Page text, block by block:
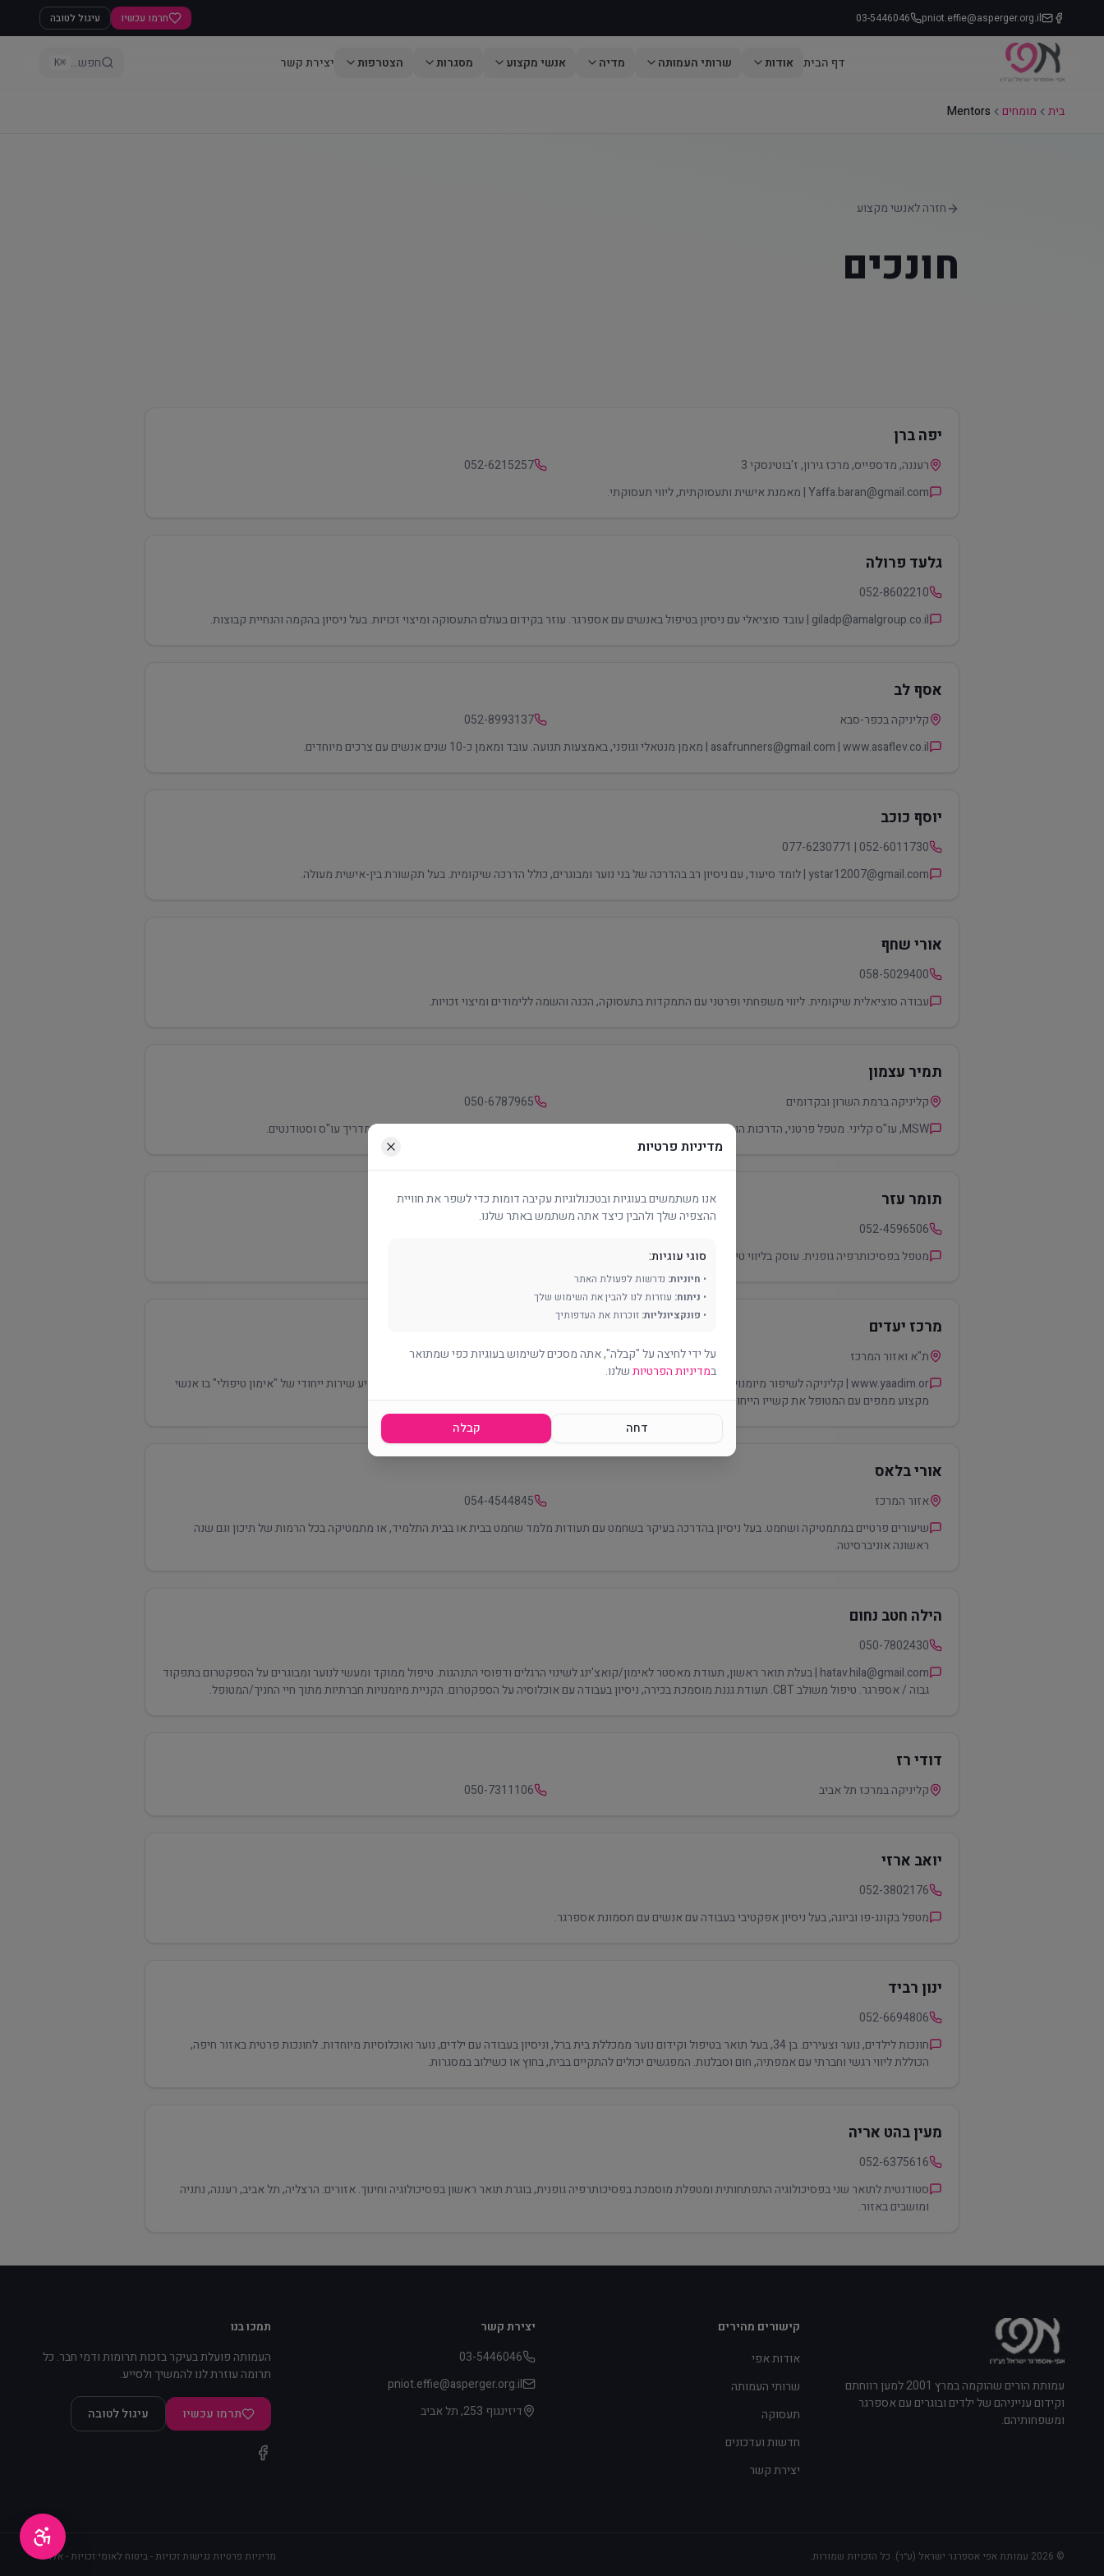
pniot.effie@asperger.org.il
03-5446046 תרמו עכשיו עיגול לטובה
דף הבית אודות שרותי העמותה מדיה אנשי מקצוע מסגרות הצטרפות יצירת קשר חפש... ⌘K
בית מומחים Mentors
חזרה לאנשי מקצוע
חונכים
יפה ברן
רעננה, מדספייס, מרכז גירון, ז'בוטינסקי 3
052-6215257
Yaffa.baran@gmail.com | מאמנת אישית ותעסוקתית, ליווי תעסוקתי.
גלעד פרולה
052-8602210
giladp@amalgroup.co.il | עובד סוציאלי עם ניסיון בטיפול באנשים עם אספרגר. עוזר בקידום בעולם התעסוקה ומיצוי זכויות. בעל ניסיון בהקמה והנחיית קבוצות.
אסף לב
קליניקה בכפר-סבא
052-8993137
asafrunners@gmail.com | www.asaflev.co.il | מאמן מנטאלי וגופני, באמצעות תנועה. עובד ומאמן כ-10 שנים אנשים עם צרכים מיוחדים.
יוסף כוכב
052-6011730 | 077-6230771
ystar12007@gmail.com | לומד סיעוד, עם ניסיון רב בהדרכה של בני נוער ומבוגרים, כולל הדרכה שיקומית. בעל תקשורת בין-אישית מעולה.
אורי שחף
058-5029400
עבודה סוציאלית שיקומית. ליווי משפחתי ופרטני עם התמקדות בתעסוקה, הכנה והשמה ללימודים ומיצוי זכויות.
תמיר עצמון
קליניקה ברמת השרון ובקדומים
050-6787965
MSW, עו"ס קליני. מטפל פרטני, הדרכות הורים, בניית תוכניות טיפול כוללניות בקהילה והפעלתן, הכוונה להשמות חוץ ביתיות. מדריך עו"ס וסטודנטים.
תומר עזר
052-4596506
מטפל בפסיכותרפיה גופנית. עוסק בליווי טיפולי ותעסוקתי.
מרכז יעדים
ת"א ואזור המרכז
077-4603347
www.yaadim.or | קליניקה לשיפור מיומנויות חברתיות ותפקודיות בניהול ד"ר שירה שלם והפסיכולוגית אירית חזן. המרכז מציע שירות ייחודי של "אימון טיפולי" בו אנשי
מקצוע ממפים עם המטופל את קשייו הייחודיים ומתרגלים איתו מיומנויות חברתיות בשטח.
אורי בלאס
אזור המרכז
054-4544845
שיעורים פרטיים במתמטיקה ושחמט. בעל ניסיון בהדרכה בעיקר בשחמט עם תעודות מלמד שחמט בבית או בבית התלמיד, או מתמטיקה בכל הרמות של תיכון וגם שנה
ראשונה אוניברסיטה.
הילה חטב נחום
050-7802430
hatav.hila@gmail.com | בעלת תואר ראשון, תעודת מאסטר לאימון/קואצ'ינג לשינוי הרגלים ודפוסי התנהגות. טיפול ממוקד ומעשי לנוער ומבוגרים על הספקטרום בתפקוד
גבוה / אספרגר. טיפול משולב CBT. תעודת גננת מוסמכת בכירה, ניסיון בעבודה עם אוכלוסיה על הספקטרום. הקניית מיומנויות חברתיות מתוך חיי החניך/המטופל.
דודי רז
קליניקה במרכז תל אביב 050-7311106
יואב ארזי
052-3802176
מטפל בקונג-פו וביוגה, בעל ניסיון אפקטיבי בעבודה עם אנשים עם תסמונת אספרגר.
ינון רביד
052-6694806
חונכות לילדים, נוער וצעירים. בן 34, בעל תואר בטיפול וקידום נוער ממכללת בית ברל, וניסיון בעבודה עם ילדים, נוער ואוכלוסיות מיוחדות. לחונכות פרטית באזור חיפה,
הכוללת ליווי רגשי וחברתי עם אמפתיה, חום וסבלנות. המפגשים יכולים להתקיים בבית, בחוץ או כשילוב במסגרות.
מעין בהט אריה
052-6375616
סטודנטית לתואר שני בפסיכולוגיה התפתחותית ומטפלת מוסמכת בפסיכותרפיה גופנית, בוגרת תואר ראשון בפסיכולוגיה וחינוך. אזורים: הרצליה, תל אביב, רעננה, נתניה
ומושבים באזור.
עמותת הורים שהוקמה במרץ 2001 למען רווחתם
וקידום ענייניהם של ילדים ובוגרים עם אספרגר
ומשפחותיהם.
קישורים מהירים
אודות אפי
שרותי העמותה
תעסוקה
חדשות ועדכונים
יצירת קשר
יצירת קשר
03-5446046
pniot.effie@asperger.org.il
דיזינגוף 253, תל אביב
תמכו בנו
העמותה פועלת בעיקר בזכות תרומות ודמי חבר. כל
תרומה עוזרת לנו להמשיך ולסייע.
תרמו עכשיו עיגול לטובה
©
2026 עמותת אפי אספרגר ישראל (ע״ר). כל הזכויות שמורות. מדיניות פרטיות·נגישות·זכויות - ביטוח לאומי·זכויות - אלו״ט
מדיניות פרטיות
אנו משתמשים בעוגיות ובטכנולוגיות עקיבה דומות כדי לשפר את חוויית
ההצפיה שלך ולהבין כיצד אתה משתמש באתר שלנו.
סוגי עוגיות:
• חיוניות: נדרשות לפעולת האתר
• ניתוח: עוזרות לנו להבין את השימוש שלך
• פונקציונליות: זוכרות את העדפותיך
על ידי לחיצה על "קבלה", אתה מסכים לשימוש בעוגיות כפי שמתואר
במדיניות הפרטיותשלנו.
דחה קבלה